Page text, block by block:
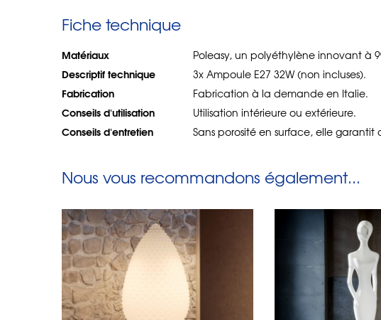
Fiche technique
Matériaux Poleasy, un polyéthylène innovant à
Descriptif technique 3x Ampoule E27 32W (non incluses).
Fabrication Fabrication à la demande en Italie.
Conseils d'utilisation Utilisation intérieure ou extérieure.
Conseils d'entretien Sans porosité en surface, elle
Nous vous recommandons également...